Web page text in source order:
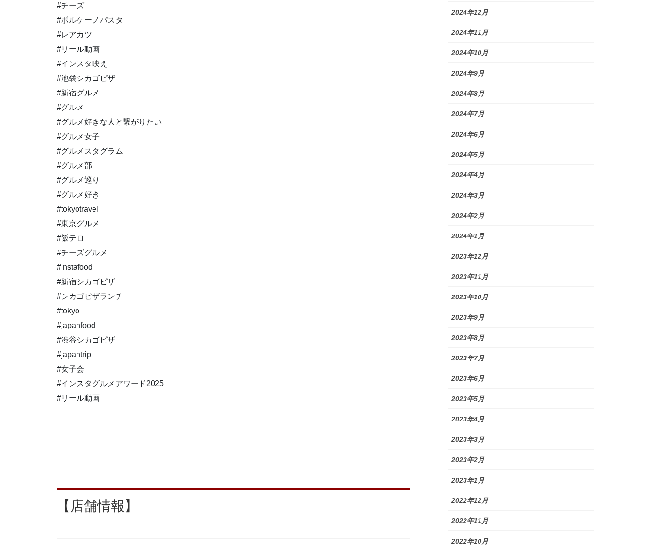
#チーズ
#ボルケーノパスタ
#レアカツ
#リール動画
#インスタ映え
#池袋シカゴピザ
#新宿グルメ
#グルメ
#グルメ好きな人と繋がりたい
#グルメ女子
#グルメスタグラム
#グルメ部
#グルメ巡り
#グルメ好き
#tokyotravel
#東京グルメ
#飯テロ
#チーズグルメ
#instafood
#新宿シカゴピザ
#シカゴピザランチ
#tokyo
#japanfood
#渋谷シカゴピザ
#japantrip
#女子会
#インスタグルメアワード2025
#リール動画
【店舗情報】
2024年12月
2024年11月
2024年10月
2024年9月
2024年8月
2024年7月
2024年6月
2024年5月
2024年4月
2024年3月
2024年2月
2024年1月
2023年12月
2023年11月
2023年10月
2023年9月
2023年8月
2023年7月
2023年6月
2023年5月
2023年4月
2023年3月
2023年2月
2023年1月
2022年12月
2022年11月
2022年10月